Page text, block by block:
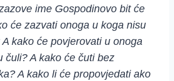
ime Gospodinovo bit će
će zazvati onoga u koga nisu
kako će povjerovati u onoga
čuli? A kako će čuti bez
A kako li će propovjedati ako